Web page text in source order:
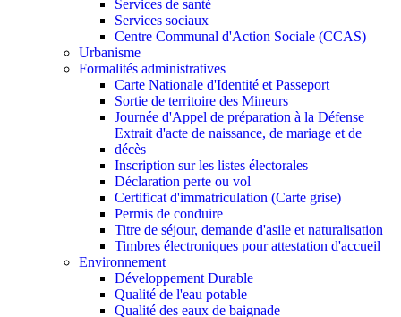
Services de santé
Services sociaux
Centre Communal d'Action Sociale (CCAS)
Urbanisme
Formalités administratives
Carte Nationale d'Identité et Passeport
Sortie de territoire des Mineurs
Journée d'Appel de préparation à la Défense
Extrait d'acte de naissance, de mariage et de
décès
Inscription sur les listes électorales
Déclaration perte ou vol
Certificat d'immatriculation (Carte grise)
Permis de conduire
Titre de séjour, demande d'asile et naturalisation
Timbres électroniques pour attestation d'accueil
Environnement
Développement Durable
Qualité de l'eau potable
Qualité des eaux de baignade